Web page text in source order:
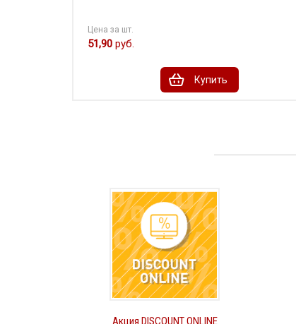
Цена за шт.
51,90 руб.
Купить
Акция DISCOUNT ONLINE